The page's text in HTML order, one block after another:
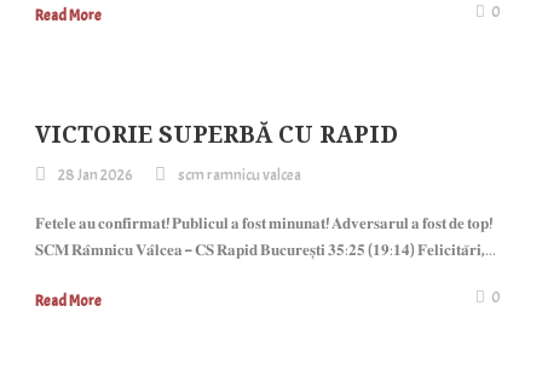
Read More 0
VICTORIE SUPERBĂ CU RAPID
28 Jan 2026 scm ramnicu valcea
𝐅𝐞𝐭𝐞𝐥𝐞 𝐚𝐮 𝐜𝐨𝐧𝐟𝐢𝐫𝐦𝐚𝐭! 𝐏𝐮𝐛𝐥𝐢𝐜𝐮𝐥 𝐚 𝐟𝐨𝐬𝐭 𝐦𝐢𝐧𝐮𝐧𝐚𝐭! 𝐀𝐝𝐯𝐞𝐫𝐬𝐚𝐫𝐮𝐥 𝐚 𝐟𝐨𝐬𝐭 𝐝𝐞 𝐭𝐨𝐩!
𝐒𝐂𝐌 𝐑𝐚̂𝐦𝐧𝐢𝐜𝐮 𝐕𝐚̂𝐥𝐜𝐞𝐚 – 𝐂𝐒 𝐑𝐚𝐩𝐢𝐝 𝐁𝐮𝐜𝐮𝐫𝐞𝐬̦𝐭𝐢 𝟑𝟓:𝟐𝟓 (𝟏𝟗:𝟏𝟒) 𝐅𝐞𝐥𝐢𝐜𝐢𝐭𝐚̆𝐫𝐢,...
Read More 0